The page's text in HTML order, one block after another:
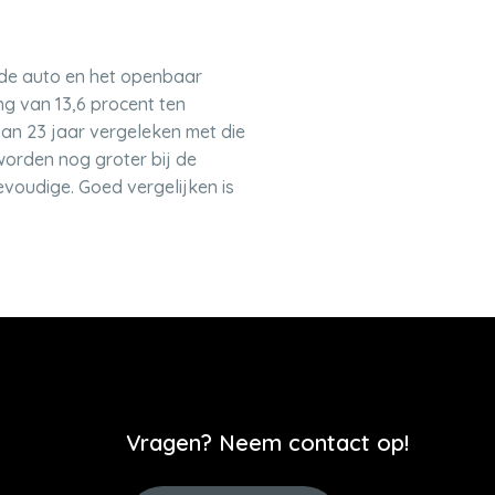
auto en het openbaar
van 13,6 procent ten
23 jaar vergeleken met die
nog groter bij de
Goed vergelijken is
Vragen? Neem contact op!